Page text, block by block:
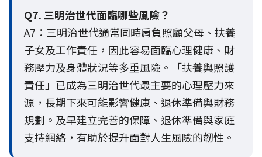
Q7. 三明治世代面臨哪些風險？
A7：三明治世代通常同時肩負照顧父母、扶養
子女及工作責任，因此容易面臨心理健康、財
務壓力及身體狀況等多重風險。「扶養與照護
責任」已成為三明治世代最主要的心理壓力來
源，長期下來可能影響健康、退休準備與財務
規劃。及早建立完善的保障、退休準備與家庭
支持網絡，有助於提升面對人生風險的韌性。